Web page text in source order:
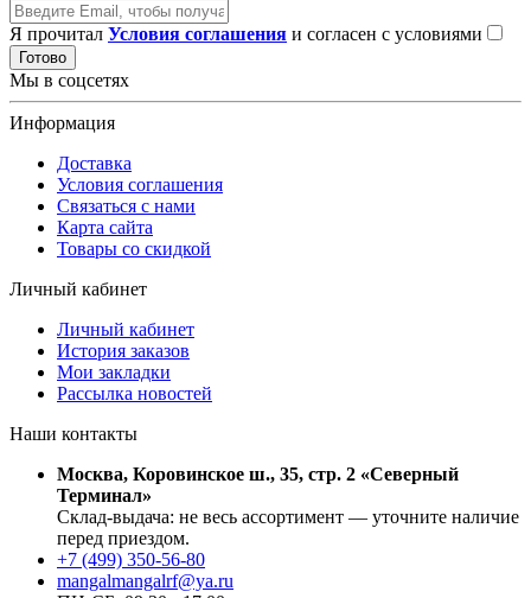
Я прочитал Условия соглашения и согласен с условиями
Готово
Мы в соцсетях
Информация
Доставка
Условия соглашения
Связаться с нами
Карта сайта
Товары со скидкой
Личный кабинет
Личный кабинет
История заказов
Мои закладки
Рассылка новостей
Наши контакты
Москва, Коровинское ш., 35, стр. 2 «Северный
Терминал»
Склад-выдача: не весь ассортимент — уточните наличие
перед приездом.
+7 (499) 350-56-80
mangalmangalrf@ya.ru